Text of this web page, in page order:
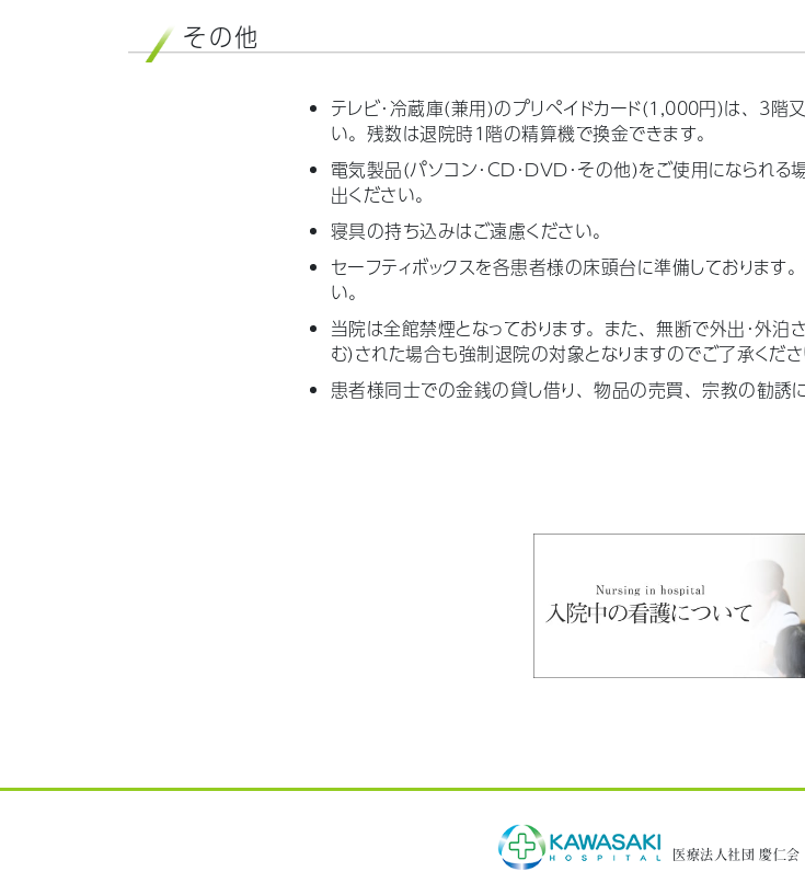
その他
テレビ・冷蔵庫（兼用）のプリペイドカード（1,000円）は、
い。残数は退院時1階の精算機で換金できます。
電気製品（パソコン・CD・DVD・その他）をご使用になら
出ください。
寝具の持ち込みはご遠慮ください。
セーフティボックスを各患者様の床頭台に準備しておりま
い。
当院は全館禁煙となっております。また、無断で外出・外
む）された場合も強制退院の対象となりますのでご了承くださ
患者様同士での金銭の貸し借り、物品の売買、宗教の勧誘
医療法人社団 慶仁会